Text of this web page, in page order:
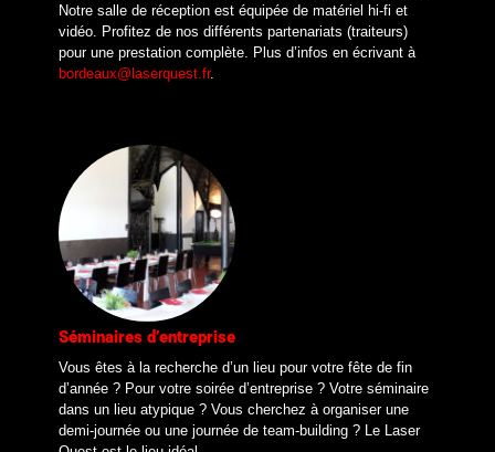
Notre salle de réception est équipée de matériel hi-fi et
vidéo. Profitez de nos différents partenariats (traiteurs)
pour une prestation complète. Plus d’infos en écrivant à
bordeaux@laserquest.fr.
Séminaires d’entreprise
Vous êtes à la recherche d’un lieu pour votre fête de fin
d’année ? Pour votre soirée d’entreprise ? Votre séminaire
dans un lieu atypique ? Vous cherchez à organiser une
demi-journée ou une journée de team-building ? Le Laser